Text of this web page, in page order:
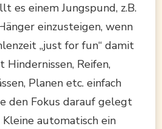
es einem Jungspund, z.B.
einzusteigen, wenn
„just for fun“ damit
Hindernissen, Reifen,
Planen etc. einfach
den Fokus darauf gelegt
automatisch ein